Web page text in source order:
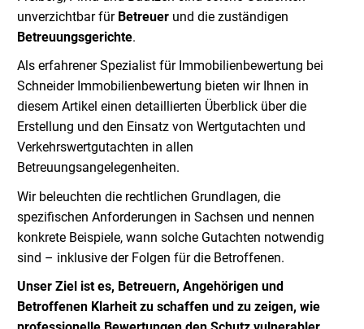
unverzichtbar für Betreuer und die zuständigen
Betreuungsgerichte.
Als erfahrener Spezialist für Immobilienbewertung bei
Schneider Immobilienbewertung bieten wir Ihnen in
diesem Artikel einen detaillierten Überblick über die
Erstellung und den Einsatz von Wertgutachten und
Verkehrswertgutachten in allen
Betreuungsangelegenheiten.
Wir beleuchten die rechtlichen Grundlagen, die
spezifischen Anforderungen in Sachsen und nennen
konkrete Beispiele, wann solche Gutachten notwendig
sind – inklusive der Folgen für die Betroffenen.
Unser Ziel ist es, Betreuern, Angehörigen und
Betroffenen Klarheit zu schaffen und zu zeigen, wie